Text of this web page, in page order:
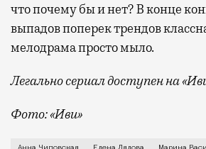
что почему бы и нет? В конце
выпадов поперек трендов
мелодрама просто мыло.
Легально сериал доступен на
Фото: «Иви»